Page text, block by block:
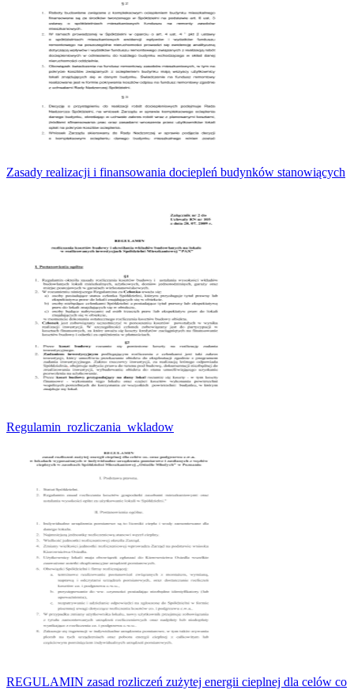
Zasady realizacji i finansowania dociepleń budynków stanowiących
Regulamin_rozliczania_wkladow
REGULAMIN zasad rozliczeń zużytej energii cieplnej dla celów co